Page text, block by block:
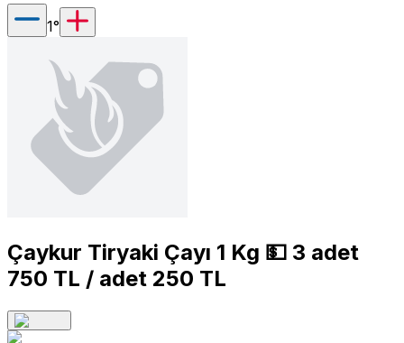
1°
Çaykur Tiryaki Çayı 1 Kg 💵 3 adet
750 TL / adet 250 TL